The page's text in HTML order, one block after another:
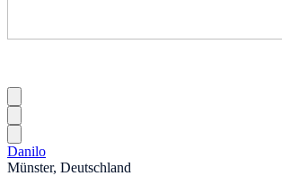
Danilo
Münster, Deutschland